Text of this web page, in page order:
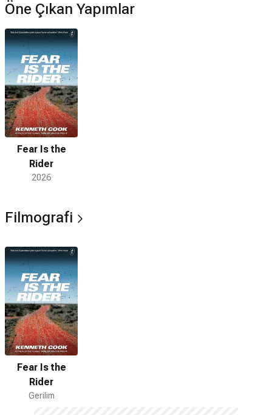
Öne Çıkan Yapımlar
Fear Is the
Rider
2026
Filmografi
Fear Is the
Rider
Gerilim